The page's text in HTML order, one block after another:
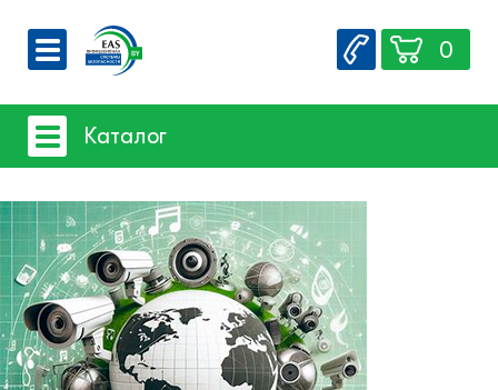
О компании
Вакансии
Контакты
0
Каталог
Системы видеонаблюдения
- iFLOW
- SpaceTechnology
- Dahua
- EZ-IP
- Hikvision